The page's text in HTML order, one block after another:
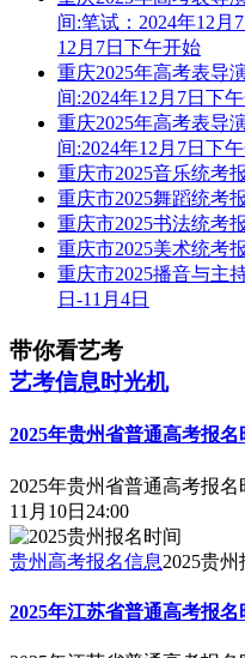
间:笔试：2024年12月
12月7日下午开始
重庆2025年高考表导
间:2024年12月7日下
重庆2025年高考表导
间:2024年12月7日下
重庆市2025音乐统考
重庆市2025舞蹈统考
重庆市2025书法统考
重庆市2025美术统考
重庆市2025播音与主
日-11月4日
带你看艺考
艺考信息时光机
2025年贵州省普通高考报名
2025年贵州省普通高考报名
11月10日24:00
贵州高考报名信息2025贵
2025年江苏省普通高考报